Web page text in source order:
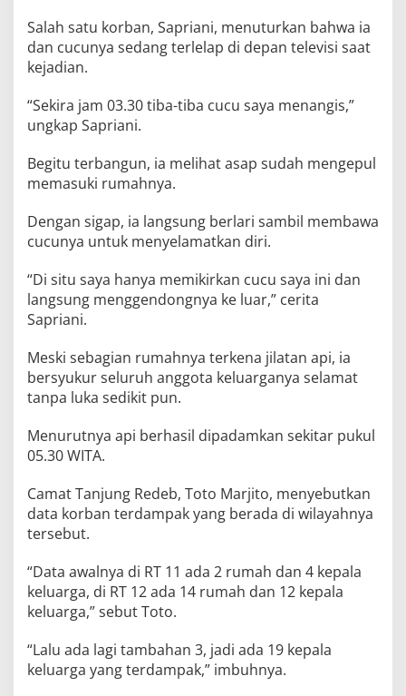
Salah satu korban, Sapriani, menuturkan bahwa ia
dan cucunya sedang terlelap di depan televisi saat
kejadian.
“Sekira jam 03.30 tiba-tiba cucu saya menangis,”
ungkap Sapriani.
Begitu terbangun, ia melihat asap sudah mengepul
memasuki rumahnya.
Dengan sigap, ia langsung berlari sambil membawa
cucunya untuk menyelamatkan diri.
“Di situ saya hanya memikirkan cucu saya ini dan
langsung menggendongnya ke luar,” cerita
Sapriani.
Meski sebagian rumahnya terkena jilatan api, ia
bersyukur seluruh anggota keluarganya selamat
tanpa luka sedikit pun.
Menurutnya api berhasil dipadamkan sekitar pukul
05.30 WITA.
Camat Tanjung Redeb, Toto Marjito, menyebutkan
data korban terdampak yang berada di wilayahnya
tersebut.
“Data awalnya di RT 11 ada 2 rumah dan 4 kepala
keluarga, di RT 12 ada 14 rumah dan 12 kepala
keluarga,” sebut Toto.
“Lalu ada lagi tambahan 3, jadi ada 19 kepala
keluarga yang terdampak,” imbuhnya.